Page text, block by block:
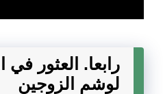
رابعا. العثور في
لوشم الزوجين